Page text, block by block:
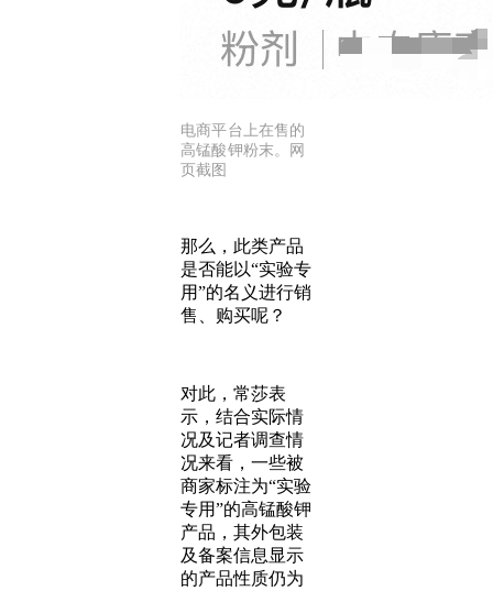
电商平台上在售的
高锰酸钾粉末。网
页截图
那么，此类产品
是否能以“实验专
用”的名义进行销
售、购买呢？
对此，常莎表
示，结合实际情
况及记者调查情
况来看，一些被
商家标注为“实验
专用”的高锰酸钾
产品，其外包装
及备案信息显示
的产品性质仍为